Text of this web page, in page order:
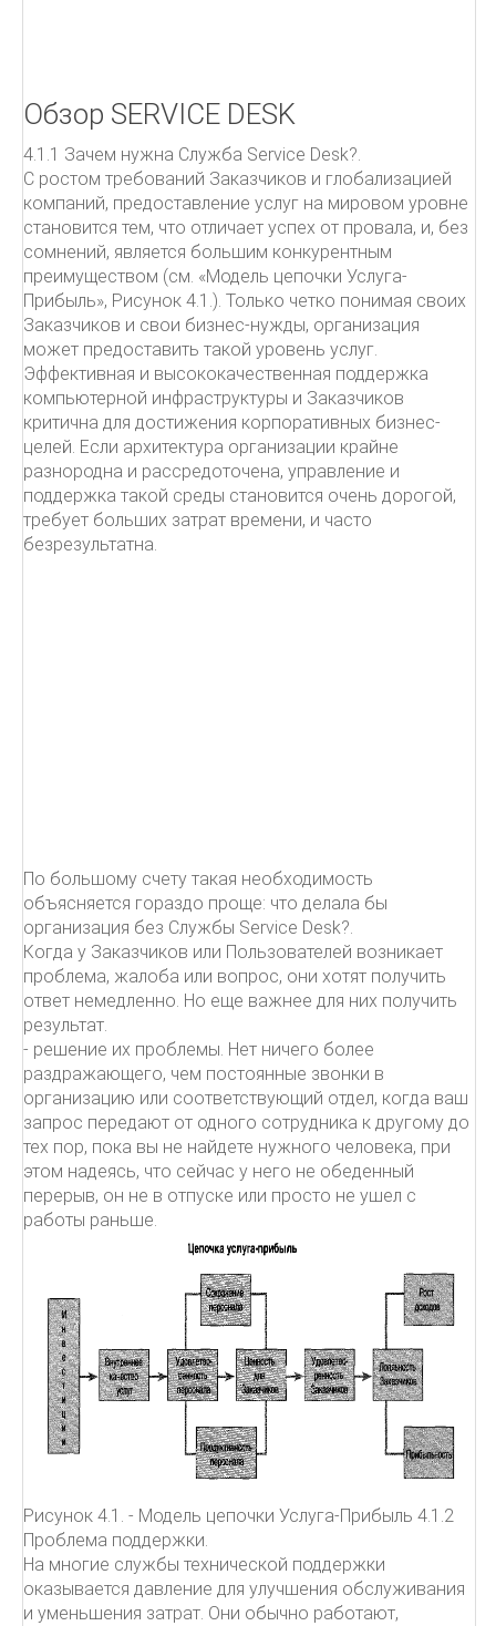
УПРАВЛЕНИЕ ПРОЕКТАМИ.
ITIL
ПОДДЕРЖКА УСЛУГ
От центра затрат к центру прибыльности
Овладевая ITIL
Обзор SERVICE DESK
4.1.1 Зачем нужна Служба Service Desk?.
С ростом требований Заказчиков и глобализацией
компаний, предоставление услуг на мировом уровне
становится тем, что отличает успех от провала, и, без
сомнений, является большим конкурентным
преимуществом (см. «Модель цепочки Услуга-
Прибыль», Рисунок 4.1.). Только четко понимая своих
Заказчиков и свои бизнес-нужды, организация
может предоставить такой уровень услуг.
Эффективная и высококачественная поддержка
компьютерной инфраструктуры и Заказчиков
критична для достижения корпоративных бизнес-
целей. Если архитектура организации крайне
разнородна и рассредоточена, управление и
поддержка такой среды становится очень дорогой,
требует больших затрат времени, и часто
безрезультатна.
По большому счету такая необходимость
объясняется гораздо проще: что делала бы
организация без Службы Service Desk?.
Когда у Заказчиков или Пользователей возникает
проблема, жалоба или вопрос, они хотят получить
ответ немедленно. Но еще важнее для них получить
результат.
- решение их проблемы. Нет ничего более
раздражающего, чем постоянные звонки в
организацию или соответствующий отдел, когда ваш
запрос передают от одного сотрудника к другому до
тех пор, пока вы не найдете нужного человека, при
этом надеясь, что сейчас у него не обеденный
перерыв, он не в отпуске или просто не ушел с
работы раньше.
Рисунок 4.1. - Модель цепочки Услуга-Прибыль 4.1.2
Проблема поддержки.
На многие службы технической поддержки
оказывается давление для улучшения обслуживания
и уменьшения затрат. Они обычно работают,